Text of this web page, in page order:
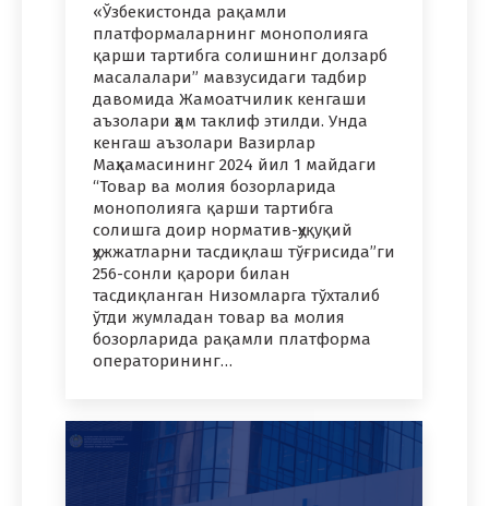
«Ўзбекистонда рақамли
платформаларнинг монополияга
қарши тартибга солишнинг долзарб
масалалари” мавзусидаги тадбир
давомида Жамоатчилик кенгаши
аъзолари ҳам таклиф этилди. Унда
кенгаш аъзолари Вазирлар
Маҳкамасининг 2024 йил 1 майдаги
“Товар ва молия бозорларида
монополияга қарши тартибга
солишга доир норматив-ҳуқуқий
ҳужжатларни тасдиқлаш тўғрисида”ги
256-сонли қарори билан
тасдиқланган Низомларга тўхталиб
ўтди жумладан товар ва молия
бозорларида рақамли платформа
операторининг…